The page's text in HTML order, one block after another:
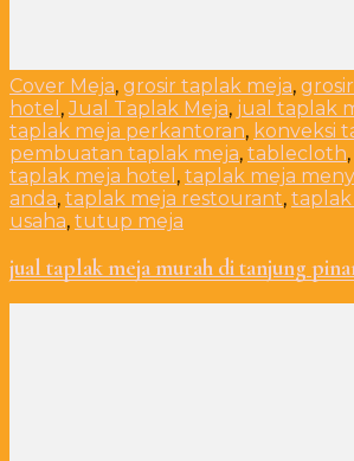
Cover Meja, grosir taplak meja,
hotel ,Jual Taplak Meja, jual taplak
taplak meja perkantoran, konveksi
pembuatan taplak meja, tablecloth,
taplak meja hotel , taplak meja
anda, taplak meja restourant,
usaha, tutup meja
jual taplak meja murah di tanjung